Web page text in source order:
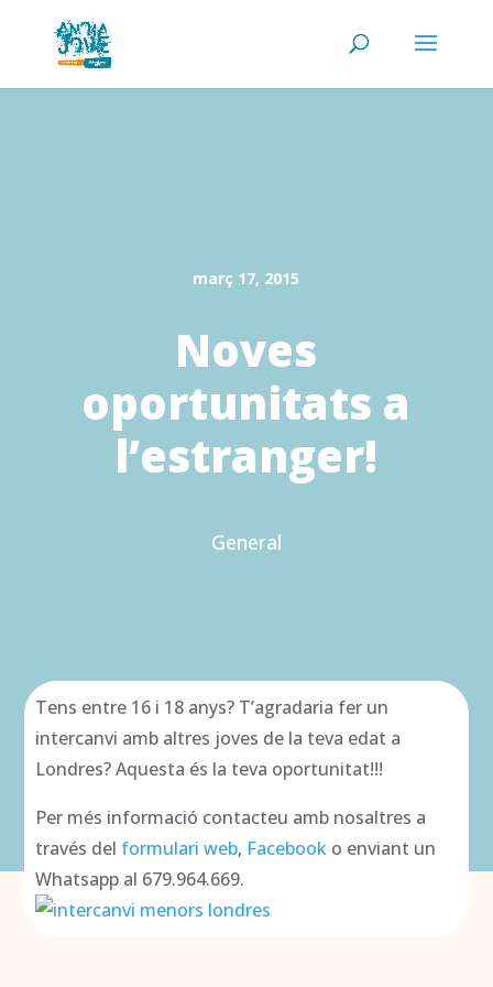
març 17, 2015
Noves
oportunitats a
l’estranger!
General
Tens entre 16 i 18 anys? T’agradaria fer un
intercanvi amb altres joves de la teva edat a
Londres? Aquesta és la teva oportunitat!!!
Per més informació contacteu amb nosaltres a
través del formulari web, Facebook o enviant un
Whatsapp al 679.964.669.